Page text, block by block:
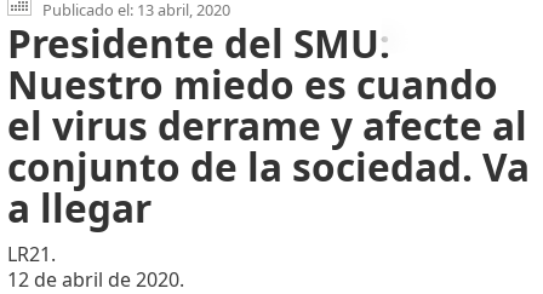
Publicado el: 13 abril, 2020
Presidente del SMU:
Nuestro miedo es cuando
el virus derrame y afecte al
conjunto de la sociedad. Va
a llegar
LR21.
12 de abril de 2020.